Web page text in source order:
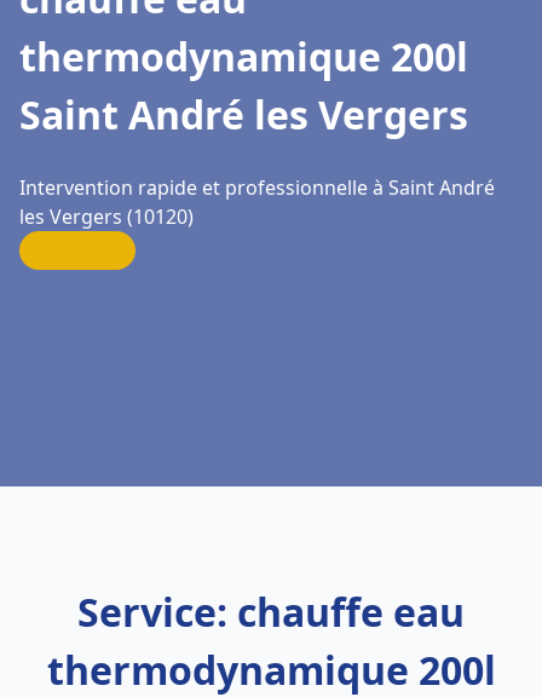
thermodynamique 200l
Saint André les Vergers
Intervention rapide et professionnelle à Saint André
les Vergers (10120)
Service: chauffe eau
thermodynamique 200l